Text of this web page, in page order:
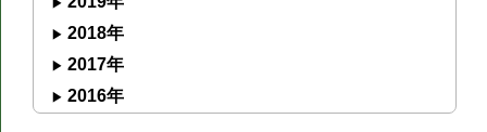
2018年
2017年
2016年